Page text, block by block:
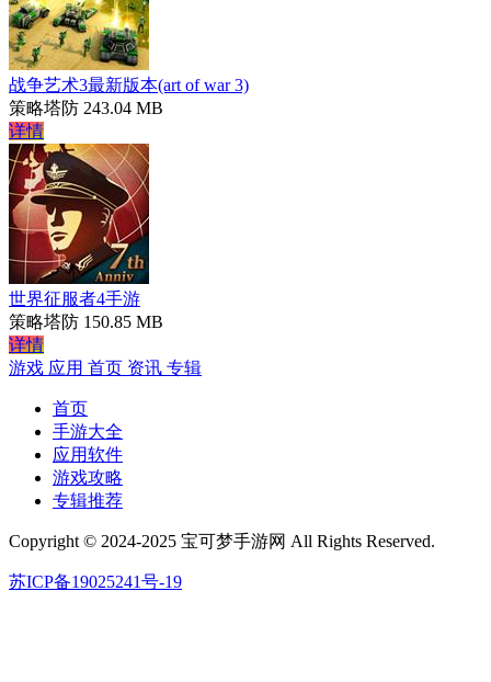
战争艺术3最新版本(art of war 3)
策略塔防 243.04 MB
详情
世界征服者4手游
策略塔防 150.85 MB
详情
游戏 应用 首页 资讯 专辑
首页
手游大全
应用软件
游戏攻略
专辑推荐
Copyright © 2024-2025 宝可梦手游网 All Rights Reserved.
苏ICP备19025241号-19